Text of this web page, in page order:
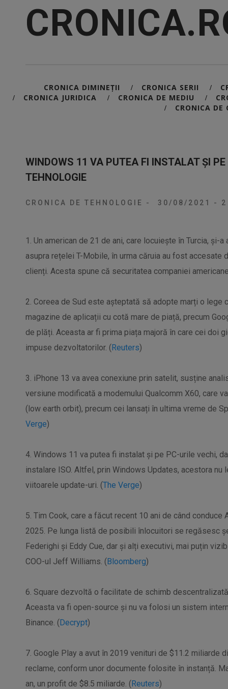
CRONICA DIMINEȚII / CRONICA SERII /
/ CRONICA JURIDICA / CRONICA DE MEDIU /
/ CRONICA DE
WINDOWS 11 VA PUTEA FI INSTALAT ȘI
TEHNOLOGIE
CRONICA DE TEHNOLOGIE - 30/08/2021 -
1. Un american de 21 de ani, care locuiește în Turcia, și-
asupra rețelei T-Mobile, în urma căruia au fost accesate
clienți. Acesta spune că securitatea companiei
2. Coreea de Sud este așteptată să adopte marți o
magazine de aplicații cu cotă mare de piață, precum
de plăți. Aceasta ar fi prima piața majoră în care cei doi
impuse dezvoltatorilor. (Reuters)
3. iPhone 13 va avea conexiune prin satelit, susține
versiune modificată a modemului Qualcomm X60, care
(low earth orbit), precum cei lansați în ultima vreme de
Verge)
4. Windows 11 va putea fi instalat și pe PC-urile vechi,
instalare ISO. Altfel, prin Windows Updates, acestora nu
viitoarele update-uri. (The Verge)
5. Tim Cook, care a făcut recent 10 ani de când conduce
2025. Pe lunga listă de posibili înlocuitori se regăsesc
Federighi și Eddy Cue, dar și alți executivi, mai puțin
COO-ul Jeff Williams. (Bloomberg)
6. Square dezvoltă o facilitate de schimb
Aceasta va fi open-source și nu va folosi un sistem
Binance. (Decrypt)
7. Google Play a avut în 2019 venituri de $11.2 miliarde
reclame, conform unor documente folosite în instanță.
an, un profit de $8.5 miliarde. (Reuters)